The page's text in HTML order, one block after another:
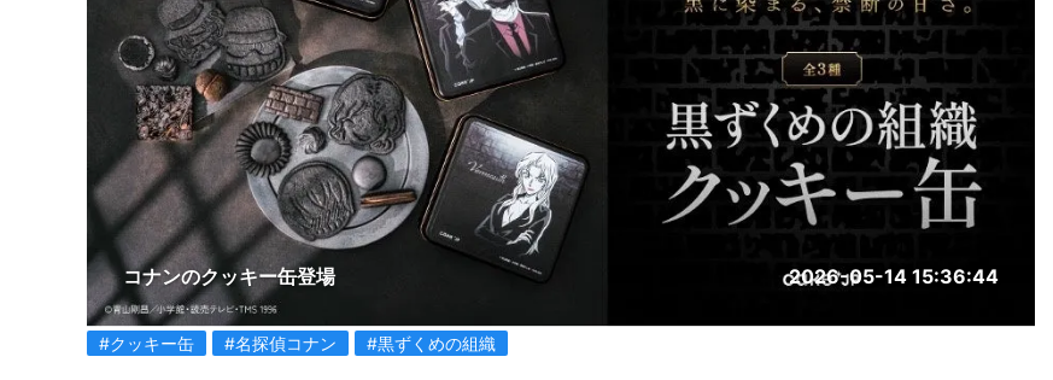
コナンのクッキー缶登場 2026-05-14 15:36:44
#クッキー缶 #名探偵コナン #黒ずくめの組織